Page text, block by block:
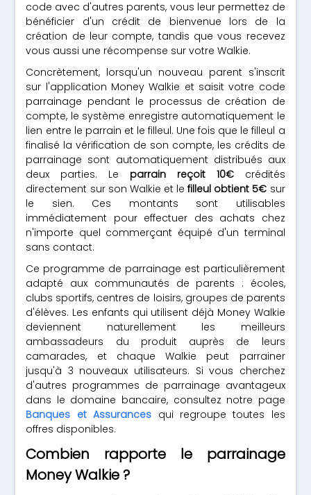
code avec d'autres parents, vous leur permettez de
bénéficier d'un crédit de bienvenue lors de la
création de leur compte, tandis que vous recevez
vous aussi une récompense sur votre Walkie.
Concrètement, lorsqu'un nouveau parent s'inscrit
sur l'application Money Walkie et saisit votre code
parrainage pendant le processus de création de
compte, le système enregistre automatiquement le
lien entre le parrain et le filleul. Une fois que le filleul a
finalisé la vérification de son compte, les crédits de
parrainage sont automatiquement distribués aux
deux parties. Le parrain reçoit 10€crédités
directement sur son Walkie et lefilleul obtient 5€ sur
le sien. Ces montants sont utilisables
immédiatement pour effectuer des achats chez
n'importe quel commerçant équipé d'un terminal
sans contact.
Ce programme de parrainage est particulièrement
adapté aux communautés de parents : écoles,
clubs sportifs, centres de loisirs, groupes de parents
d'élèves. Les enfants qui utilisent déjà Money Walkie
deviennent naturellement les meilleurs
ambassadeurs du produit auprès de leurs
camarades, et chaque Walkie peut parrainer
jusqu'à 3 nouveaux utilisateurs. Si vous cherchez
d'autres programmes de parrainage avantageux
dans le domaine bancaire, consultez notre page
Banques et Assurances qui regroupe toutes les
offres disponibles.
Combien rapporte le parrainage
Money Walkie ?